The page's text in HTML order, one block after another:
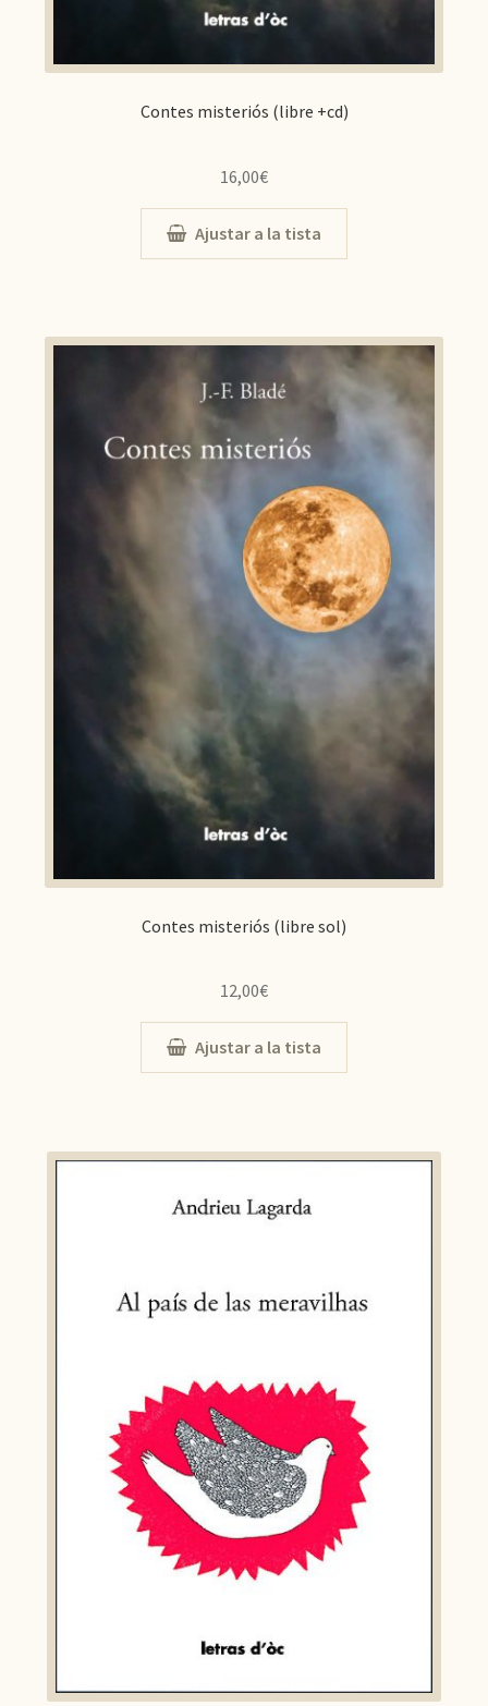
Contes misteriós (libre +cd)
16,00€
Ajustar a la tista
Contes misteriós (libre sol)
12,00€
Ajustar a la tista